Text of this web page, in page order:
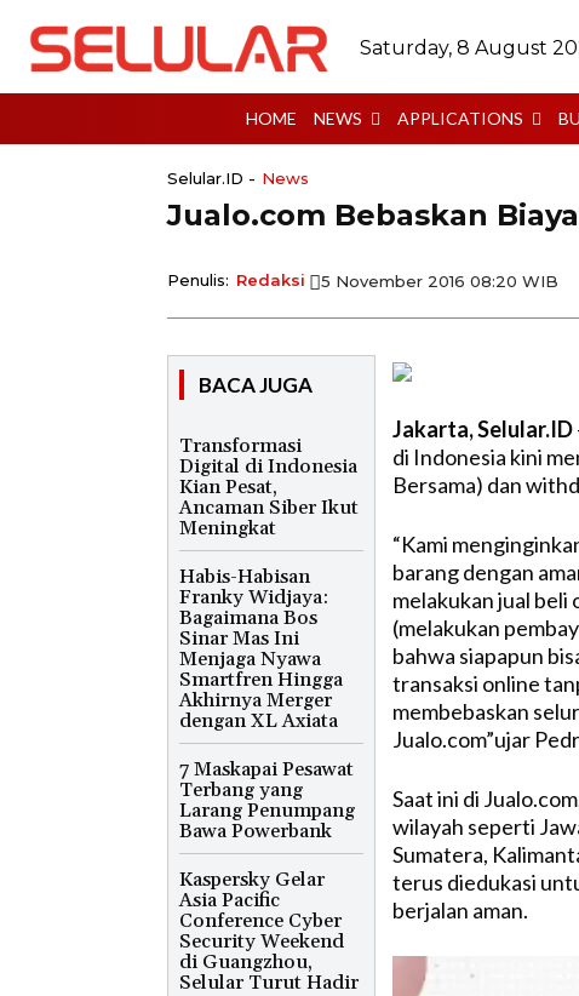
Saturday, 8 August
HOME NEWS APPLICATIONS
Selular.ID - News
Jualo.com Bebaskan
Penulis: Redaksi 5 November 2016 08:20 WIB
BACA JUGA
Transformasi
Digital di Indonesia
Kian Pesat,
Ancaman Siber Ikut
Meningkat
Habis-Habisan
Franky Widjaya:
Bagaimana Bos
Sinar Mas Ini
Menjaga Nyawa
Smartfren Hingga
Akhirnya Merger
dengan XL Axiata
7 Maskapai Pesawat
Terbang yang
Larang Penumpang
Bawa Powerbank
Kaspersky Gelar
Asia Pacific
Conference Cyber
Security Weekend
di Guangzhou,
Selular Turut Hadir
Jakarta, Selular.ID
di Indonesia kini
Bersama) dan
“Kami
barang dengan
melakukan jual beli
(melakukan
bahwa siapapun
transaksi online
membebaskan
Jualo.com”ujar
Saat ini di
wilayah seperti
Sumatera,
terus diedukasi
berjalan aman.